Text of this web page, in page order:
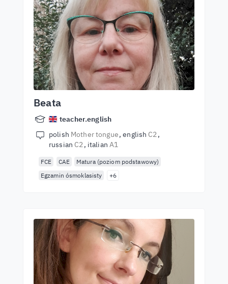
Beata
teacher.english
polish Mother tongue english C2
russian C2 italian A1
FCE CAE
Matura (poziom podstawowy)
Egzamin ósmoklasisty
+6